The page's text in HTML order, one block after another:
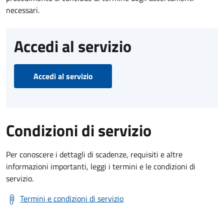
necessari.
Accedi al servizio
Accedi al servizio
Condizioni di servizio
Per conoscere i dettagli di scadenze, requisiti e altre
informazioni importanti, leggi i termini e le condizioni di
servizio.
Termini e condizioni di servizio